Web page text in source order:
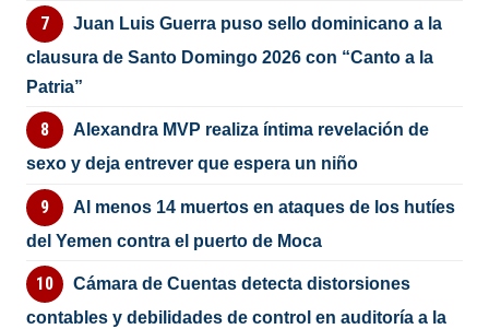
Juan Luis Guerra puso sello dominicano a la
clausura de Santo Domingo 2026 con “Canto a la
Patria”
Alexandra MVP realiza íntima revelación de
sexo y deja entrever que espera un niño
Al menos 14 muertos en ataques de los hutíes
del Yemen contra el puerto de Moca
Cámara de Cuentas detecta distorsiones
contables y debilidades de control en auditoría a la